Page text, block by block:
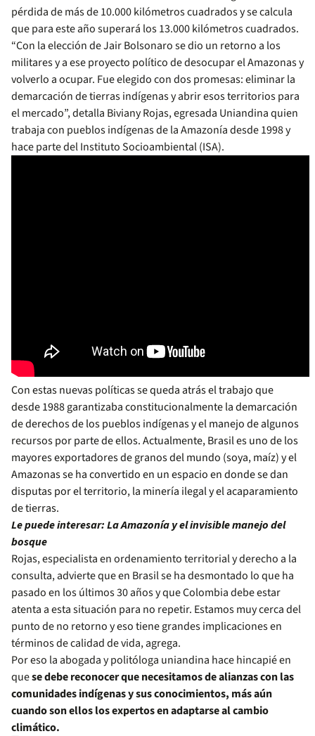
pérdida de más de 10.000 kilómetros cuadrados y se calcula
que para este año superará los 13.000 kilómetros cuadrados.
“Con la elección de Jair Bolsonaro se dio un retorno a los
militares y a ese proyecto político de desocupar el Amazonas y
volverlo a ocupar. Fue elegido con dos promesas: eliminar la
demarcación de tierras indígenas y abrir esos territorios para
el mercado”, detalla Biviany Rojas, egresada Uniandina quien
trabaja con pueblos indígenas de la Amazonía desde 1998 y
hace parte del Instituto Socioambiental (ISA).
Con estas nuevas políticas se queda atrás el trabajo que
desde 1988 garantizaba constitucionalmente la demarcación
de derechos de los pueblos indígenas y el manejo de algunos
recursos por parte de ellos. Actualmente, Brasil es uno de los
mayores exportadores de granos del mundo (soya, maíz) y el
Amazonas se ha convertido en un espacio en donde se dan
disputas por el territorio, la minería ilegal y el acaparamiento
de tierras.
Le puede interesar:La Amazonía y el invisible manejo del
bosque
Rojas, especialista en ordenamiento territorial y derecho a la
consulta, advierte que en Brasil se ha desmontado lo que ha
pasado en los últimos 30 años y que Colombia debe estar
atenta a esta situación para no repetir. Estamos muy cerca del
punto de no retorno y eso tiene grandes implicaciones en
términos de calidad de vida, agrega.
Por eso la abogada y politóloga uniandina hace hincapié en
quese debe reconocer que necesitamos de alianzas con las
comunidades indígenas y sus conocimientos, más aún
cuando son ellos los expertos en adaptarse al cambio
climático.